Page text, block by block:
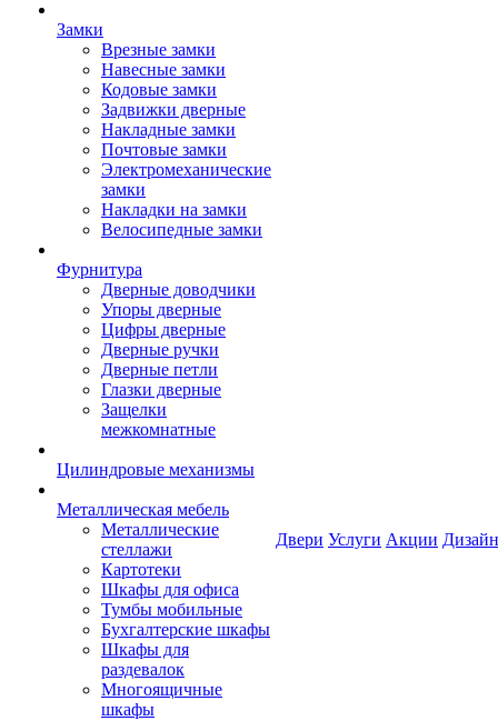
Замки
Врезные замки
Навесные замки
Кодовые замки
Задвижки дверные
Накладные замки
Почтовые замки
Электромеханические
замки
Накладки на замки
Велосипедные замки
Фурнитура
Дверные доводчики
Упоры дверные
Цифры дверные
Дверные ручки
Дверные петли
Глазки дверные
Защелки
межкомнатные
Цилиндровые механизмы
Металлическая мебель
Металлические
стеллажи
Картотеки
Шкафы для офиса
Тумбы мобильные
Бухгалтерские шкафы
Шкафы для
раздевалок
Многоящичные
шкафы
Двери Услуги Акции